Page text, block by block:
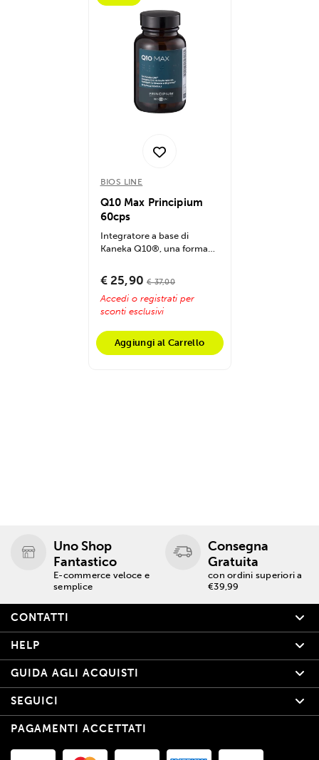
BIOS LINE
Q10 Max Principium
60cps
Integratore a base di
Kaneka Q10®, una forma
biodisponibile di...
€ 25,90 € 37,00
Accedi o registrati per
sconti esclusivi
Aggiungi al Carrello
Uno Shop
Fantastico
E-commerce veloce e
semplice
Consegna
Gratuita
con ordini superiori a
€39,99
CONTATTI
HELP
GUIDA AGLI ACQUISTI
SEGUICI
PAGAMENTI ACCETTATI